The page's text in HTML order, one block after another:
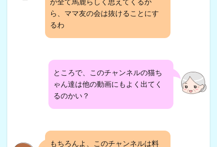
が全て馬鹿らしく思えてくるか
ら、ママ友の会は抜けることにす
るわ
ところで、このチャンネルの猫ち
ゃん達は他の動画にもよく出てく
るのかい？
もちろんよ、このチャンネルは料